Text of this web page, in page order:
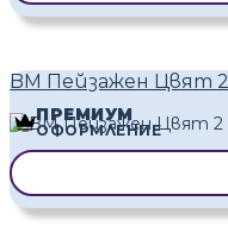
BM Пейзажен Цвят 2
ПРЕМИУМ
ОФОРМЛЕНИЕ